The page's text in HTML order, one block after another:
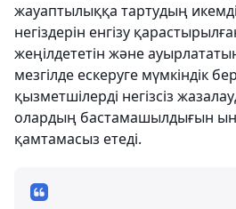
жауаптылыққа тартудың икемді
негіздерін енгізу
жеңілдететін және
мезгілде ескеруге мүмкіндік
қызметшілерді негізсіз
олардың бастамашылдығын
қамтамасыз етеді.